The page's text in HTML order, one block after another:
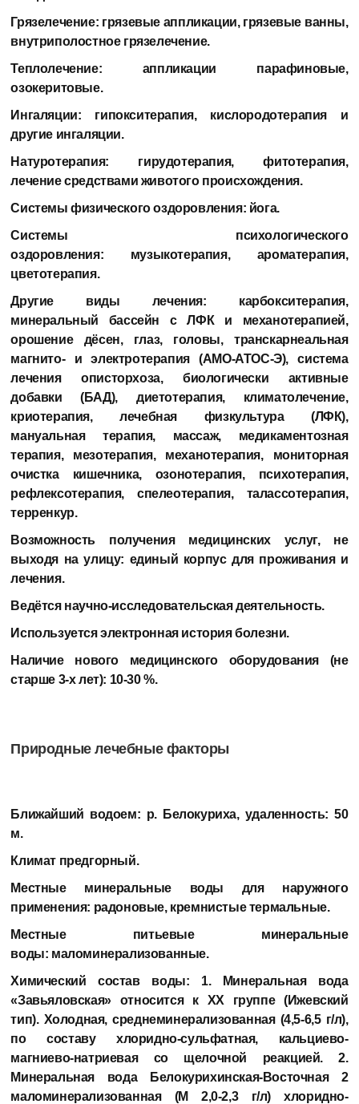
Грязелечение: грязевые аппликации, грязевые ванны,
внутриполостное грязелечение.
Теплолечение: аппликации парафиновые,
озокеритовые.
Ингаляции: гипокситерапия, кислородотерапия и
другие ингаляции.
Натуротерапия: гирудотерапия, фитотерапия,
лечение средствами животого происхождения.
Системы физического оздоровления: йога.
Системы психологического
оздоровления: музыкотерапия, ароматерапия,
цветотерапия.
Другие виды лечения: карбокситерапия,
минеральный бассейн с ЛФК и механотерапией,
орошение дёсен, глаз, головы, транскарнеальная
магнито- и электротерапия (АМО-АТОС-Э), система
лечения описторхоза, биологически активные
добавки (БАД), диетотерапия, климатолечение,
криотерапия, лечебная физкультура (ЛФК),
мануальная терапия, массаж, медикаментозная
терапия, мезотерапия, механотерапия, мониторная
очистка кишечника, озонотерапия, психотерапия,
рефлексотерапия, спелеотерапия, талассотерапия,
терренкур.
Возможность получения медицинских услуг, не
выходя на улицу: единый корпус для проживания и
лечения.
Ведётся научно-исследовательская деятельность.
Используется электронная история болезни.
Наличие нового медицинского оборудования (не
старше 3-х лет): 10-30 %.
Природные лечебные факторы
Ближайший водоем: р. Белокуриха, удаленность: 50
м.
Климат предгорный.
Местные минеральные воды для наружного
применения: радоновые, кремнистые термальные.
Местные питьевые минеральные
воды: маломинерализованные.
Химический состав воды: 1. Минеральная вода
«Завьяловская» относится к ХХ группе (Ижевский
тип). Холодная, среднеминерализованная (4,5-6,5 г/л),
по составу хлоридно-сульфатная, кальциево-
магниево-натриевая со щелочной реакцией. 2.
Минеральная вода Белокурихинская-Восточная 2
маломинерализованная (М 2,0-2,3 г/л) хлоридно-